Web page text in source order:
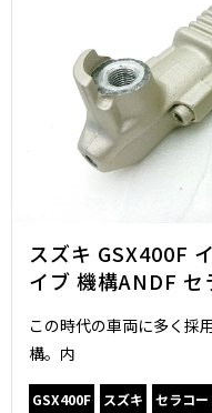
スズキ GSX400F
イブ 機構ANDF セ
この時代の車両に多く採
構。内
GSX400F スズキ セラコー